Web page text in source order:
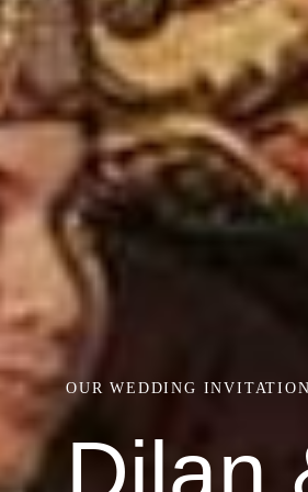
OUR WEDDING INVITATION
Dilan